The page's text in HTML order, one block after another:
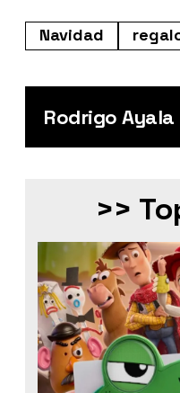
Navidad
Rodrigo Ayala
>>